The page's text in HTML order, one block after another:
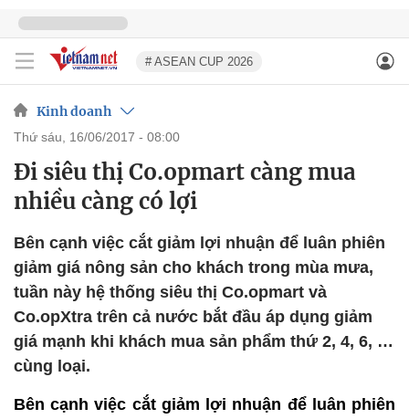
# ASEAN CUP 2026
Kinh doanh
thứ sáu, 16/06/2017 - 08:00
Đi siêu thị Co.opmart càng mua
nhiều càng có lợi
Bên cạnh việc cắt giảm lợi nhuận để luân phiên
giảm giá nông sản cho khách trong mùa mưa,
tuần này hệ thống siêu thị Co.opmart và
Co.opXtra trên cả nước bắt đầu áp dụng giảm
giá mạnh khi khách mua sản phẩm thứ 2, 4, 6, …
cùng loại.
Bên cạnh việc cắt giảm lợi nhuận để luân phiên